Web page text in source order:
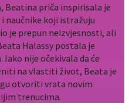
priča inspirisala je
naučnike koji istražuju
je prepun neizvjesnosti, ali
Halassy postala je
nije očekivala da će
na vlastiti život, Beata je
otvoriti vrata novim
trenucima.